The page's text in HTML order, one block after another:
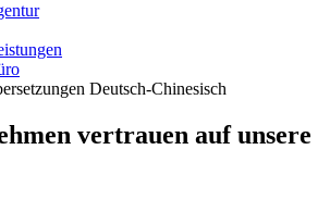
Deutsch-Chinesisch
vertrauen auf unsere